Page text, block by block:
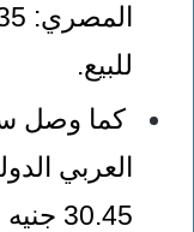
للبيع.
كما وصل
العربي
30.45 جنيه للشراء، 30.55 للبيع